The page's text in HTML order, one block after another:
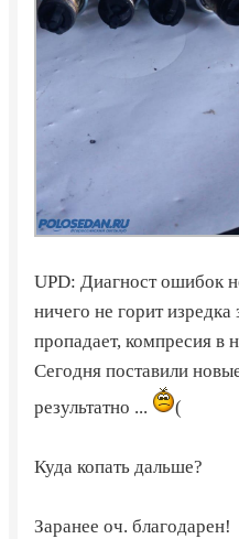
UPD: Диагност ошибок
ничего не горит изредка
пропадает, компресия в
Сегодня поставили
результатно ...
(
Куда копать дальше?
Заранее оч. благодарен!